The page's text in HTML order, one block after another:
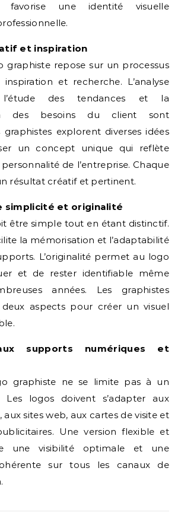
favorise une identité visuelle
et inspiration
graphiste repose sur un processus
et recherche. L’analyse
des tendances et la
des besoins du client sont
graphistes explorent diverses idées
un concept unique qui reflète
de l’entreprise. Chaque
résultat créatif et pertinent.
simplicité et originalité
être simple tout en étant distinctif.
la mémorisation et l’adaptabilité
L’originalité permet au logo
et de rester identifiable même
années. Les graphistes
aspects pour créer un visuel
supports numériques et
graphiste ne se limite pas à un
Les logos doivent s’adapter aux
aux sites web, aux cartes de visite et
Une version flexible et
une visibilité optimale et une
sur tous les canaux de